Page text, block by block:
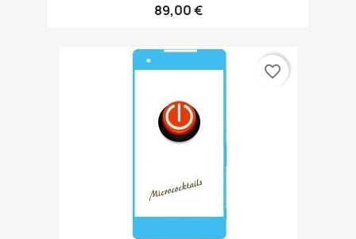
89,00 €
favorite_border